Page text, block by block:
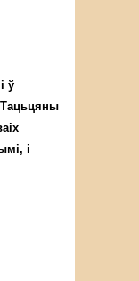
ў
Тацьцяны
і